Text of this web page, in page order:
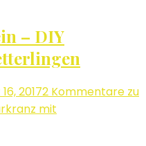
– DIY
20172 Kommentare zu
mit